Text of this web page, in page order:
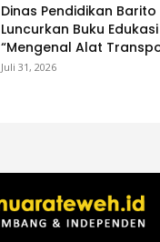
Dinas Pendidikan
Luncurkan Buku
“Mengenal Alat
Juli 31, 2026